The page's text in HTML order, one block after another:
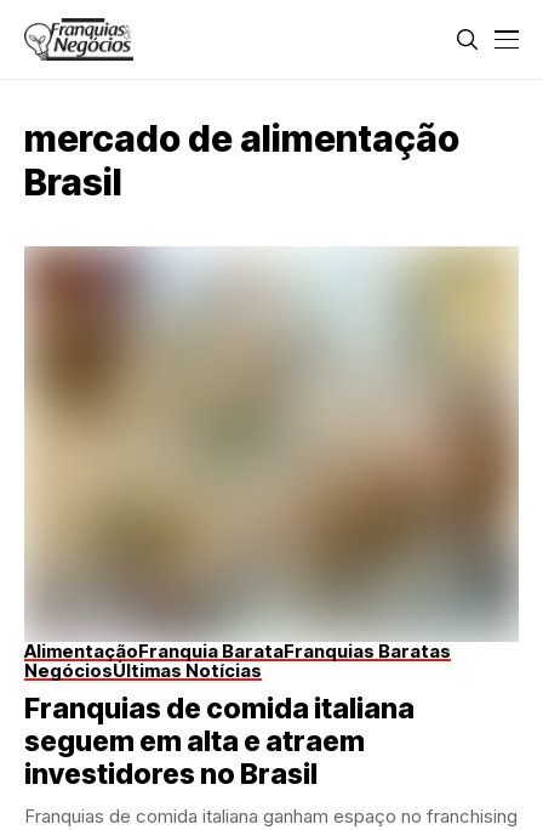
mercado de alimentação
Brasil
AlimentaçãoFranquia BarataFranquias Baratas
NegóciosÚltimas Notícias
Franquias de comida italiana
seguem em alta e atraem
investidores no Brasil
Franquias de comida italiana ganham espaço no franchising